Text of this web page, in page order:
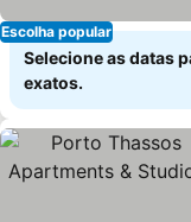
Escolha popular
Selecione as datas
exatos.